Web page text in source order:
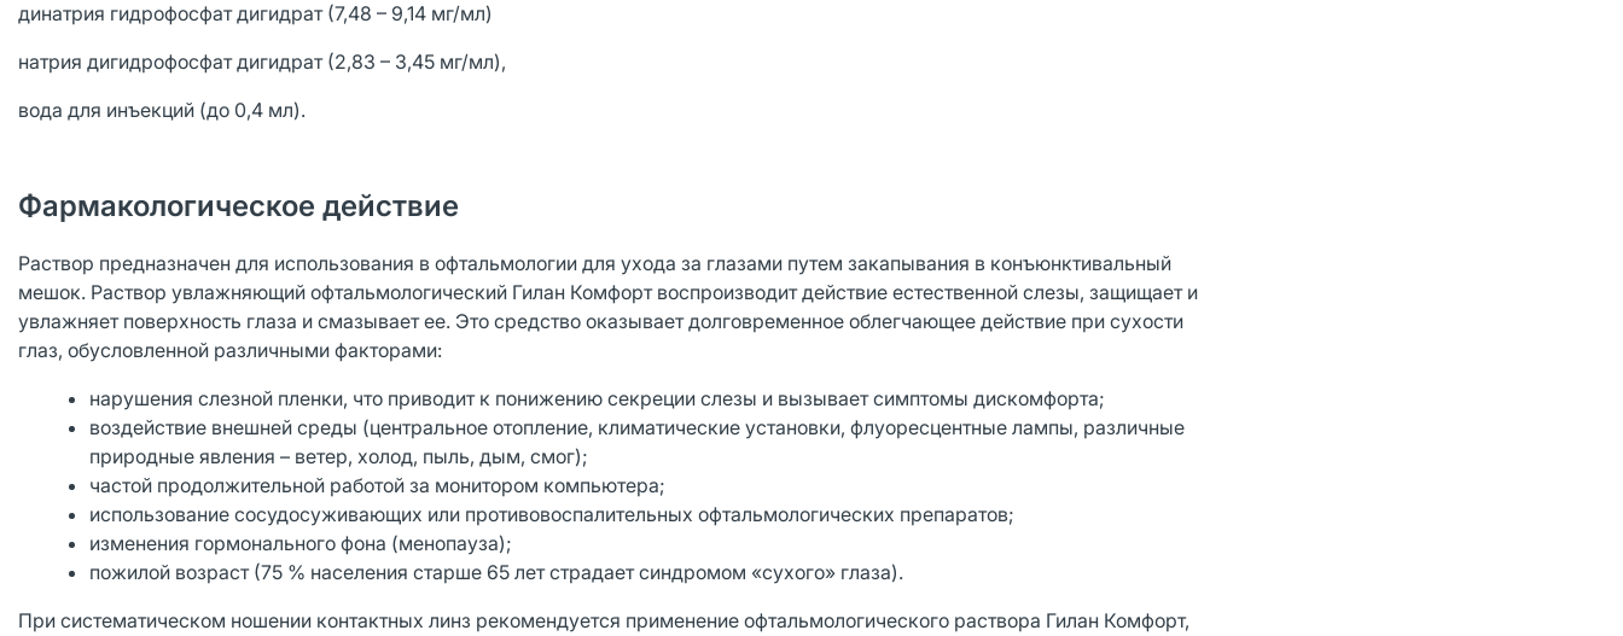
динатрия гидрофосфат дигидрат (7,48 – 9,14 мг/мл)
натрия дигидрофосфат дигидрат (2,83 – 3,45 мг/мл),
вода для инъекций (до 0,4 мл).
Фармакологическое действие
Раствор предназначен для использования в офтальмологии для ухода за глазами путем закапывания в конъюнктивальный
мешок. Раствор увлажняющий офтальмологический Гилан Комфорт воспроизводит действие естественной слезы, защищает и
увлажняет поверхность глаза и смазывает ее. Это средство оказывает долговременное облегчающее действие при сухости
глаз, обусловленной различными факторами:
нарушения слезной пленки, что приводит к понижению секреции слезы и вызывает симптомы дискомфорта;
воздействие внешней среды (центральное отопление, климатические установки, флуоресцентные лампы, различные
природные явления – ветер, холод, пыль, дым, смог);
частой продолжительной работой за монитором компьютера;
использование сосудосуживающих или противовоспалительных офтальмологических препаратов;
изменения гормонального фона (менопауза);
пожилой возраст (75 % населения старше 65 лет страдает синдромом «сухого» глаза).
При систематическом ношении контактных линз рекомендуется применение офтальмологического раствора Гилан Комфорт,